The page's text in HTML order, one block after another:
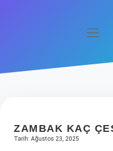
Hakkımızda
ZAMBAK KAÇ
Tarih: Ağustos 23, 2025